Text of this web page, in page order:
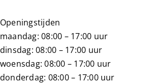
Openingstijden
maandag: 08:00 – 17:00 uur
dinsdag: 08:00 – 17:00 uur
woensdag: 08:00 – 17:00 uur
donderdag: 08:00 – 17:00 uur